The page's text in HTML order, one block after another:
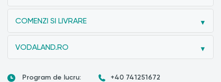
COMENZI SI LIVRARE
VODALAND.RO
Program de lucru: +40 741251672